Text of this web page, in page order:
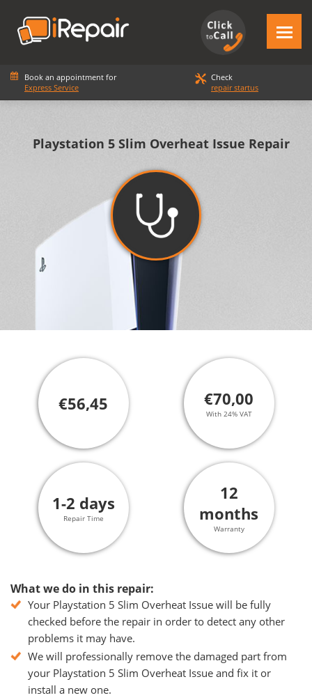
Book an appointment for
Express Service
Check
repair startus
Playstation 5 Slim Overheat Issue Repair
€56,45 €70,00
With 24% VAT
1-2 days
Repair Time
12
months
Warranty
What we do in this repair:
Your Playstation 5 Slim Overheat Issue will be fully
checked before the repair in order to detect any other
problems it may have.
We will professionally remove the damaged part from
your Playstation 5 Slim Overheat Issue and fix it or
install a new one.